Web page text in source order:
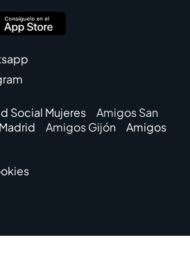
Social Mujeres
Amigos San
Amigos Gijón
Amigos